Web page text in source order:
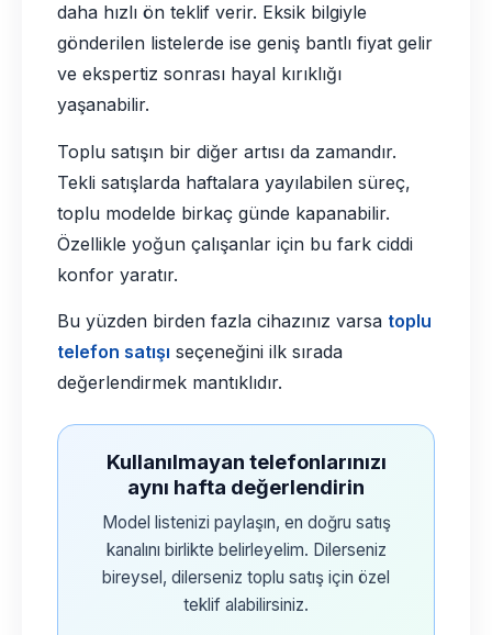
daha hızlı ön teklif verir. Eksik bilgiyle
gönderilen listelerde ise geniş bantlı fiyat gelir
ve ekspertiz sonrası hayal kırıklığı
yaşanabilir.
Toplu satışın bir diğer artısı da zamandır.
Tekli satışlarda haftalara yayılabilen süreç,
toplu modelde birkaç günde kapanabilir.
Özellikle yoğun çalışanlar için bu fark ciddi
konfor yaratır.
Bu yüzden birden fazla cihazınız varsa toplu
telefon satışı seçeneğini ilk sırada
değerlendirmek mantıklıdır.
Kullanılmayan telefonlarınızı
aynı hafta değerlendirin
Model listenizi paylaşın, en doğru satış
kanalını birlikte belirleyelim. Dilerseniz
bireysel, dilerseniz toplu satış için özel
teklif alabilirsiniz.